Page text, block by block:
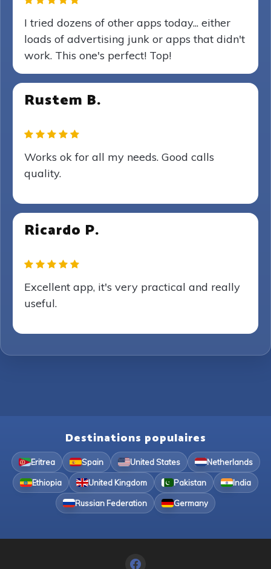
I tried dozens of other apps today... either
loads of advertising junk or apps that didn't
work. This one's perfect! Top!
Rustem B.
Works ok for all my needs. Good calls
quality.
Ricardo P.
Excellent app, it's very practical and really
useful.
Destinations populaires
Eritrea Spain United States Netherlands
Ethiopia United Kingdom Pakistan India
Russian Federation Germany